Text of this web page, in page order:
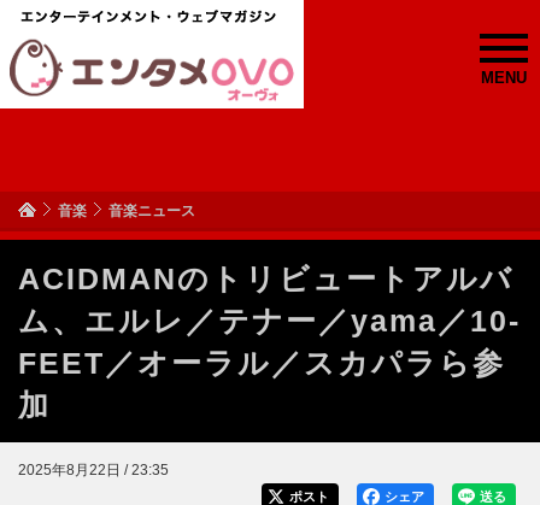
MENU
音楽 音楽ニュース
ACIDMANのトリビュートアルバ
ム、エルレ／テナー／yama／10-
FEET／オーラル／スカパラら参
加
2025年8月22日 / 23:35
送る
シェア
ポスト